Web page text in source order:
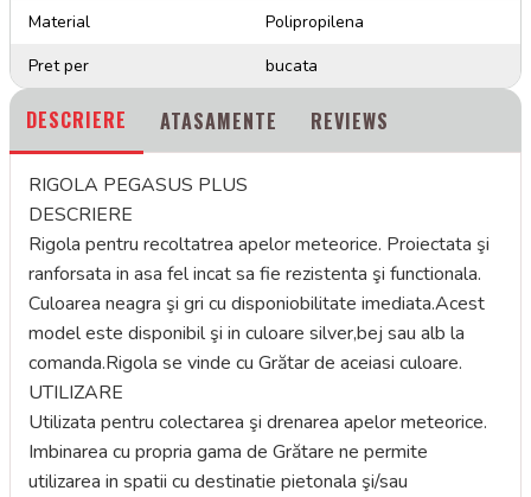
Material
Polipropilena
Pret per
bucata
DESCRIERE ATASAMENTE REVIEWS
RIGOLA PEGASUS PLUS
DESCRIERE
Rigola pentru recoltatrea apelor meteorice. Proiectata şi
ranforsata in asa fel incat sa fie rezistenta şi functionala.
Culoarea neagra şi gri cu disponiobilitate imediata.Acest
model este disponibil şi in culoare silver,bej sau alb la
comanda.Rigola se vinde cu Grătar de aceiasi culoare.
UTILIZARE
Utilizata pentru colectarea şi drenarea apelor meteorice.
Imbinarea cu propria gama de Grătare ne permite
utilizarea in spatii cu destinatie pietonala şi/sau